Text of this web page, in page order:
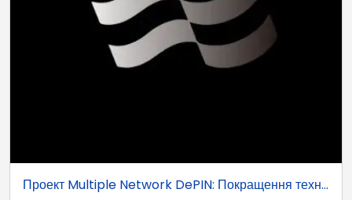
Проект Multiple Network DePIN: Покращення техн...